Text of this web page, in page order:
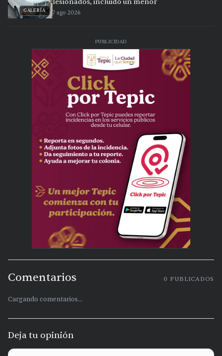
GALERÍA
lesionados, incluido un menor
7 ago 2026
PUBLICIDAD
Comentarios 0 PUBLICADOS
Cargando comentarios...
Deja tu opinión